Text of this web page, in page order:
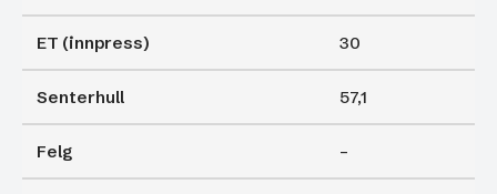
ET (innpress) 30
Senterhull 57,1
Felg –